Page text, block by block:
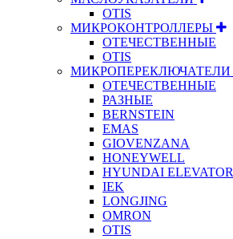
OTIS
МИКРОКОНТРОЛЛЕРЫ
ОТЕЧЕСТВЕННЫЕ
OTIS
МИКРОПЕРЕКЛЮЧАТЕЛИ
ОТЕЧЕСТВЕННЫЕ
РАЗНЫЕ
BERNSTEIN
EMAS
GIOVENZANA
HONEYWELL
HYUNDAI ELEVATOR
IEK
LONGJING
OMRON
OTIS